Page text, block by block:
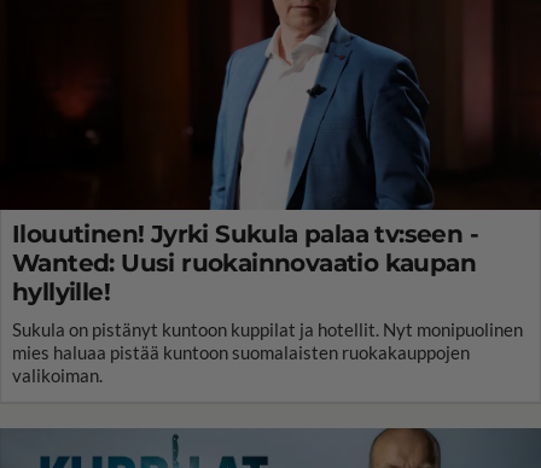
Ilouutinen! Jyrki Sukula palaa tv:seen -
Wanted: Uusi ruokainnovaatio kaupan
hyllyille!
Sukula on pistänyt kuntoon kuppilat ja hotellit. Nyt monipuolinen
mies haluaa pistää kuntoon suomalaisten ruokakauppojen
valikoiman.